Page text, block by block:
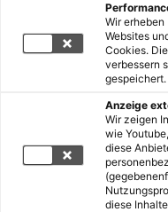
Wir erheben
Websites
Cookies.
verbessern
gespeichert.
Anzeige
Wir zeigen
wie
diese
diese